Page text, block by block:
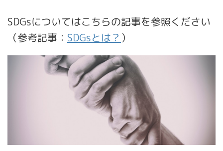
SDGsについてはこちらの記事を参照ください
（参考記事： SDGsとは？ ）